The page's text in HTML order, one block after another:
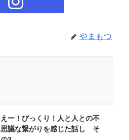
やまもつ
えー！びっくり！人と人との不
思議な繋がりを感じた話し そ